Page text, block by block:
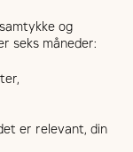
og
seks måneder:
er relevant, din